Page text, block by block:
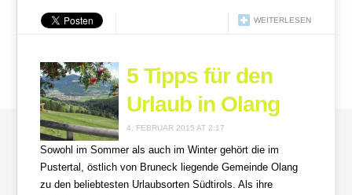
WEITERLESEN
5 Tipps für den
Urlaub in Olang
4. FEBRUAR 2015 AT 2:17
Sowohl im Sommer als auch im Winter gehört die im
Pustertal, östlich von Bruneck liegende Gemeinde Olang
zu den beliebtesten Urlaubsorten Südtirols. Als ihre